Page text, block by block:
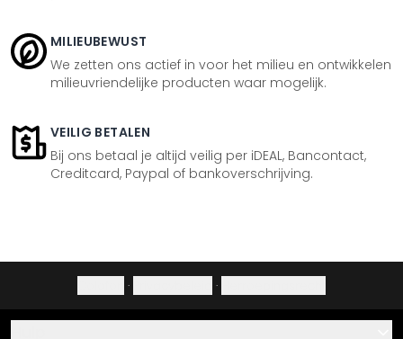
MILIEUBEWUST
We zetten ons actief in voor het milieu en ontwikkelen
milieuvriendelijke producten waar mogelijk.
VEILIG BETALEN
Bij ons betaal je altijd veilig per iDEAL, Bancontact,
Creditcard, Paypal of bankoverschrijving.
· ·